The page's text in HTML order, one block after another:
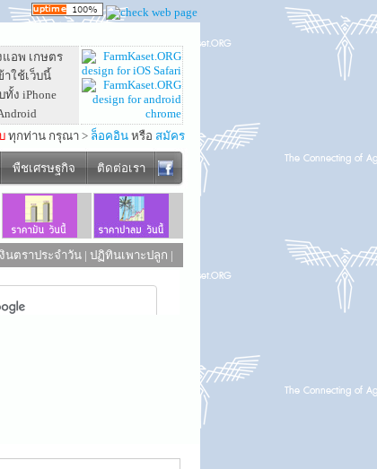
อพ เกษตร
าใช้เว็บนี้
ทั้ง iPhone
ทุกท่าน กรุณา > ล็อคอิน หรือ สมัคร
พืชเศรษฐกิจ ติดต่อเรา
นตราประจำวัน | ปฏิทินเพาะปลูก |